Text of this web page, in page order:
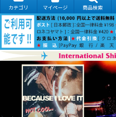
カテゴリ マイページ 商品検索